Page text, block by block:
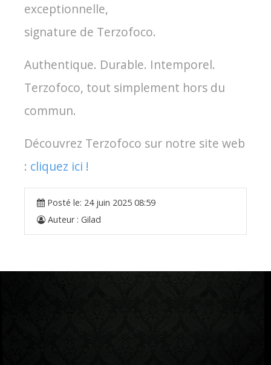
exceptionnelle,
signature de Terzofoco.
Authentique. Durable. Intemporel.
Terzofoco, tout simplement hors du
commun.
Découvrez Terzofoco sur notre site web
: cliquez ici !
Posté le: 24 juin 2025 08:59
Auteur : Gilad